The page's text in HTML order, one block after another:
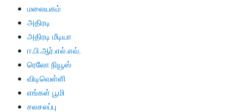
மலையகம்
அதிரடி
அதிரடி மீடியா
ஈ.பி.ஆர்.எல்.எவ்.
ரெலோ நியூஸ்
விடிவெள்ளி
எங்கள் பூமி
சலசலப்பு